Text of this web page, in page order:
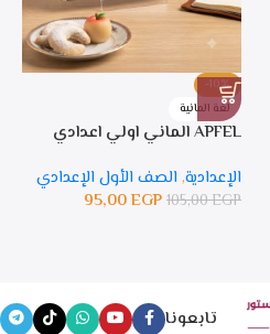
-10%
لغة المانية
APFEL الماني اولي اعدادي
الإعدادية, الصف الأول الإعدادي
105,00EGP
95,00EGP
تابعونا